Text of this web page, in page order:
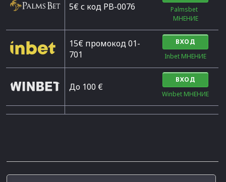
5€ с код PB-0076
Palmsbet
МНЕНИЕ
15€ промокод 01-
701
ВХОД
Inbet МНЕНИЕ
До 100 €
ВХОД
Winbet МНЕНИЕ